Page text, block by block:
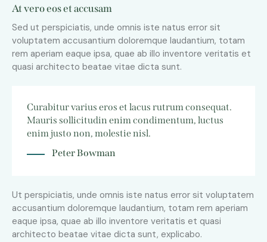
At vero eos et accusam
Sed ut perspiciatis, unde omnis iste natus error sit
voluptatem accusantium doloremque laudantium, totam
rem aperiam eaque ipsa, quae ab illo inventore veritatis et
quasi architecto beatae vitae dicta sunt.
Curabitur varius eros et lacus rutrum consequat.
Mauris sollicitudin enim condimentum, luctus
enim justo non, molestie nisl.
Peter Bowman
Ut perspiciatis, unde omnis iste natus error sit voluptatem
accusantium doloremque laudantium, totam rem aperiam
eaque ipsa, quae ab illo inventore veritatis et quasi
architecto beatae vitae dicta sunt, explicabo.